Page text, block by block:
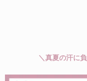
＼真夏の汗に